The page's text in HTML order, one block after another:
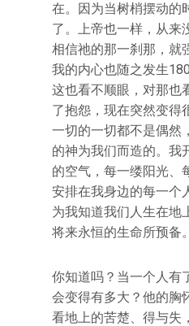
在。因为当树梢摆动的
了。上帝也一样，从来
相信祂的那一刹那，就
我的内心也随之发生
这也看不顺眼，对那也
了抱怨，现在突然变得
一切的一切都不是偶然
的神为我们而造的。我
的空气，每一缕阳光、
安排在我身边的每一个
为我知道我们人生在地
将来永恒的生命所预备。
你知道吗？当一个人有
会变得有多大？他的胸
看地上的苦楚、得与失